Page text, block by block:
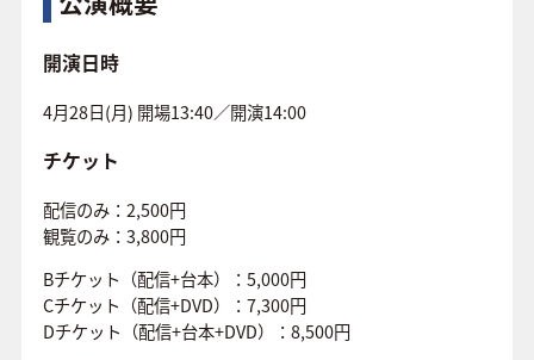
開演日時
4月28日(月) 開場13:40／開演14:00
チケット
配信のみ：2,500円
観覧のみ：3,800円
Bチケット（配信+台本）：5,000円
Cチケット（配信+DVD）：7,300円
Dチケット（配信+台本+DVD）：8,500円